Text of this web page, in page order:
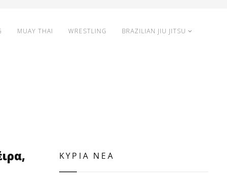
MUAY THAI WRESTLING BRAZILIAN JIU JITSU
ΚΥΡΙΑ ΝΕΑ